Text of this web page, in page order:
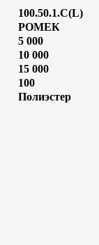
100.50.1.С(L)
РОМЕК
5 000
10 000
15 000
100
Полиэстер